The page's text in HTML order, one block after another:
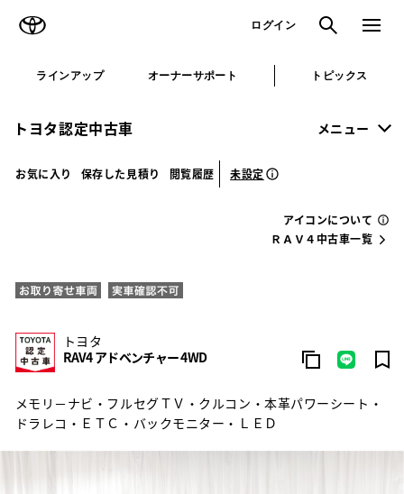
ログイン 検索 メニュ
ラインアップ オーナーサポート トピックス
トヨタ認定中古車 メニュー
お気に入り 保存した見積り 閲覧履歴 未設定
アイコンについて
ＲＡＶ４中古車一覧
トヨタ
RAV4 アドベンチャー 4WD
メモリ－ナビ・フルセグＴＶ・クルコン・本革パワーシート・
ドラレコ・ＥＴＣ・バックモニター・ＬＥＤ